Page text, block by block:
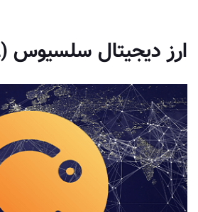
ارز دیجیتال سلسیوس (CEL)